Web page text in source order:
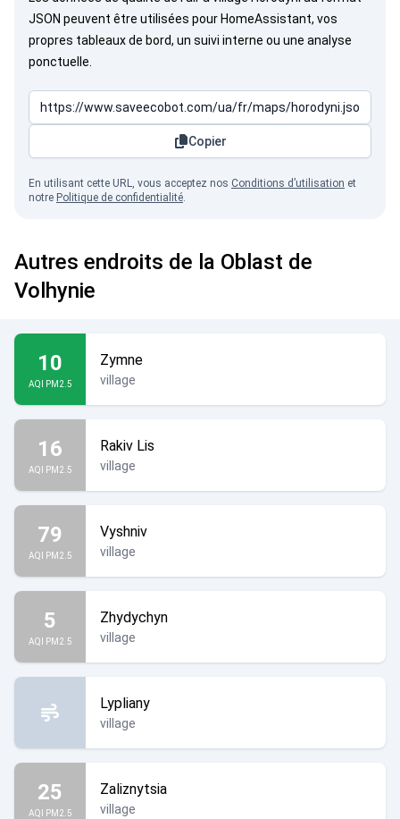
JSON peuvent être utilisées pour HomeAssistant, vos
propres tableaux de bord, un suivi interne ou une analyse
ponctuelle.
Copier
En utilisant cette URL, vous acceptez nos Conditions d’utilisation et
notre Politique de confidentialité.
Autres endroits de la Oblast de
Volhynie
10
AQI PM2.5
Zymne
village
16
AQI PM2.5
Rakiv Lis
village
79
AQI PM2.5
Vyshniv
village
5
AQI PM2.5
Zhydychyn
village
Lypliany
village
25
AQI PM2.5
Zaliznytsia
village